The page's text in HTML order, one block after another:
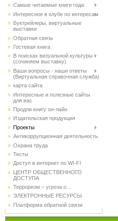
Самые читаемые книги года
Интересное в клубе по интересам
Буктрейлеры, виртуальные
выставки
Обратная связь
Гостевая книга
В поисках визуальной культуры
(сочиняем выставку)
Ваши вопросы - наши ответы
(Виртуальная справочная служба)
карта сайта
Интересные и полезные сайты
для вас
Продли книгу он-лайн
Издательская продукция
Проекты
Антикоррупционная деятельность
Охрана труда
Тесты
Доступ в интернет по WI-FI
ЦЕНТР ОБЩЕСТВЕННОГО
ДОСТУПА
Терроризм – угроза о...
ЭЛЕКТРОННЫЕ РЕСУРСЫ
Платформа обратной связи